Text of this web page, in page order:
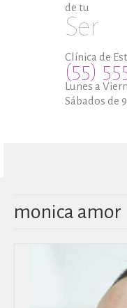
de tu
Ser
Clínica de
(55)
Lunes a
Sábados de
monica amor